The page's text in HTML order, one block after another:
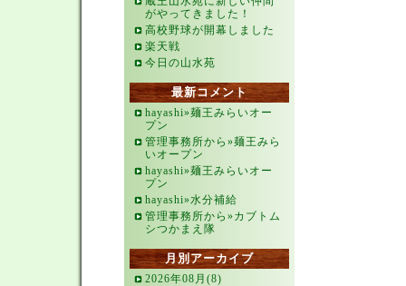
がやってきました！
高校野球が開幕しました
楽天戦
今日の山水苑
最新コメント
hayashi»麺王みらいオー
プン
管理事務所から»麺王みら
いオープン
hayashi»麺王みらいオー
プン
hayashi»水分補給
管理事務所から»カブトム
シつかまえ隊
月別アーカイブ
2026年08月(8)